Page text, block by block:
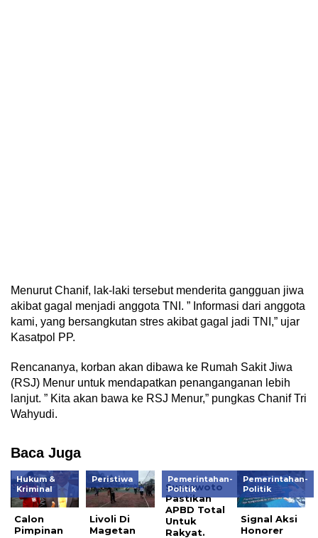
Menurut Chanif, lak-laki tersebut menderita gangguan jiwa
akibat gagal menjadi anggota TNI. ” Informasi dari anggota
kami, yang bersangkutan stres akibat gagal jadi TNI,” ujar
Kasatpol PP.
Rencananya, korban akan dibawa ke Rumah Sakit Jiwa
(RSJ) Menur untuk mendapatkan penanganganan lebih
lanjut. ” Kita akan bawa ke RSJ Menur,” pungkas Chanif Tri
Wahyudi.
Baca Juga
Hukum &
Kriminal
Calon
Pimpinan
Peristiwa
Livoli Di
Magetan
Pemerintahan-
Politik
Suprawoto
Pastikan
APBD Total
Untuk
Rakyat.
Pemerintahan-
Politik
Signal Aksi
Honorer